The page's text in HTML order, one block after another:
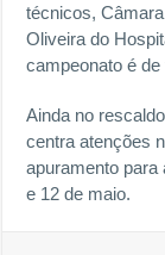
técnicos,
Oliveira do
campeonato é
Ainda no
centra atenções
apuramento para
e 12 de maio.